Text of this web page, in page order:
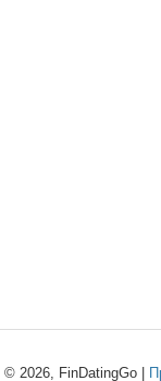
© 2026, FinDatingGo |